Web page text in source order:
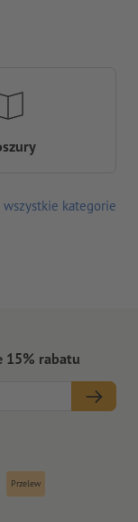
wszystkie kategorie
15% rabatu
Przelew